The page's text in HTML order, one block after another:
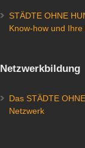
STÄDTE OHNE
Know-how und Ihre
Netzwerkbildung
Das STÄDTE
Netzwerk